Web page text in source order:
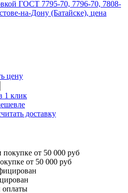
цену
1 клик
доставку
от 50 000 руб